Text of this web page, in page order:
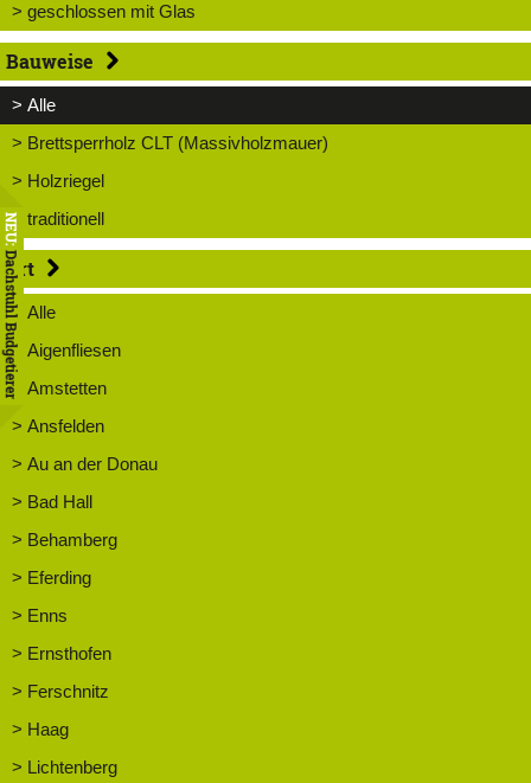
> geschlossen mit Glas
Bauweise
> Alle
> Brettsperrholz CLT (Massivholzmauer)
> Holzriegel
> traditionell
Ort
> Alle
> Aigenfliesen
> Amstetten
> Ansfelden
> Au an der Donau
> Bad Hall
> Behamberg
> Eferding
> Enns
> Ernsthofen
> Ferschnitz
> Haag
> Lichtenberg
NEU:
Dachstuhl Budgetierer